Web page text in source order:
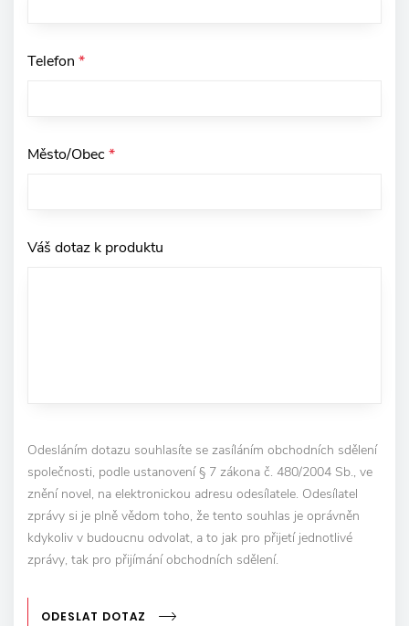
Telefon *
Město/Obec*
Váš dotaz k produktu
Odesláním dotazu souhlasíte se zasíláním obchodních sdělení
společnosti, podle ustanovení § 7 zákona č. 480/2004 Sb., ve
znění novel, na elektronickou adresu odesílatele. Odesílatel
zprávy si je plně vědom toho, že tento souhlas je oprávněn
kdykoliv v budoucnu odvolat, a to jak pro přijetí jednotlivé
zprávy, tak pro přijímání obchodních sdělení.
ODESLAT DOTAZ